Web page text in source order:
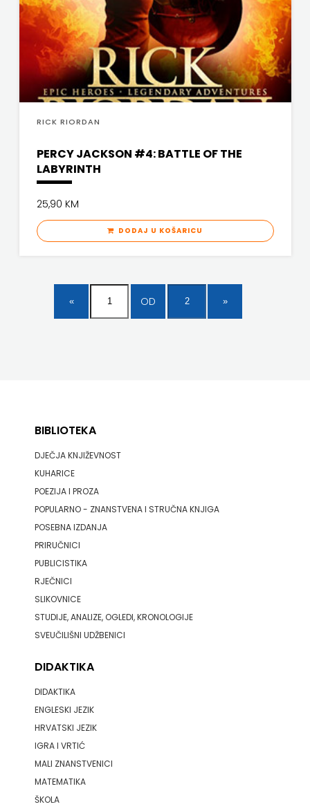
RICK RIORDAN
PERCY JACKSON #4: BATTLE OF THE
LABYRINTH
25,90 KM
DODAJ U KOŠARICU
OD
BIBLIOTEKA
DJEČJA KNJIŽEVNOST
KUHARICE
POEZIJA I PROZA
POPULARNO - ZNANSTVENA I STRUČNA KNJIGA
POSEBNA IZDANJA
PRIRUČNICI
PUBLICISTIKA
RJEČNICI
SLIKOVNICE
STUDIJE, ANALIZE, OGLEDI, KRONOLOGIJE
SVEUČILIŠNI UDŽBENICI
DIDAKTIKA
DIDAKTIKA
ENGLESKI JEZIK
HRVATSKI JEZIK
IGRA I VRTIĆ
MALI ZNANSTVENICI
MATEMATIKA
ŠKOLA